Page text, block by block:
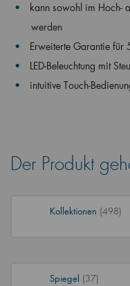
kann sowohl im Hoch-
werden
Erweiterte Garantie für
LED-Beleuchtung mit
intuitive Touch-
Der Produkt
Kollektionen (498)
Spiegel (37)